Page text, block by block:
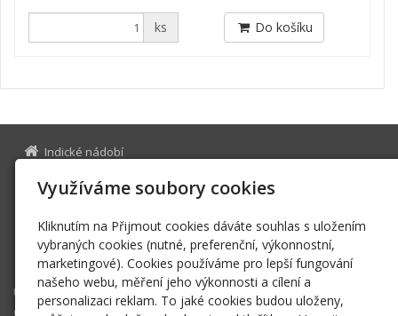
ks Do košíku
Indické nádobí
150 00 Praha 5
indickenadobi@gmail.com
+420 776 227 854
Úvodní stránka
O nás
Využíváme soubory cookies
Kliknutím na Přijmout cookies dáváte souhlas s uložením
vybraných cookies (nutné, preferenční, výkonnostní,
marketingové). Cookies používáme pro lepší fungování
našeho webu, měření jeho výkonnosti a cílení a
personalizaci reklam. To jaké cookies budou uloženy,